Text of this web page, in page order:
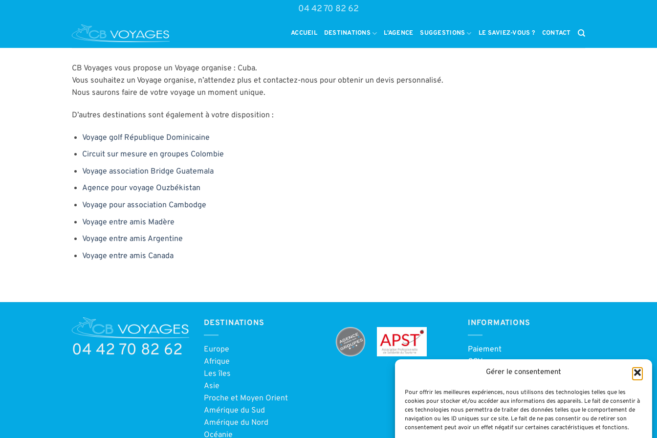
Gérer le consentement
Pour offrir les meilleures expériences, nous utilisons des technologies telles que les
cookies pour stocker et/ou accéder aux informations des appareils. Le fait de consentir à
ces technologies nous permettra de traiter des données telles que le comportement de
navigation ou les ID uniques sur ce site. Le fait de ne pas consentir ou de retirer son
consentement peut avoir un effet négatif sur certaines caractéristiques et fonctions.
04 42 70 82 62
ACCUEIL DESTINATIONS L’AGENCE SUGGESTIONS LE SAVIEZ-VOUS ? CONTACT
CB Voyages vous propose un Voyage organise : Cuba.
Vous souhaitez un Voyage organise, n’attendez plus et contactez-nous pour obtenir un devis personnalisé.
Nous saurons faire de votre voyage un moment unique.
D’autres destinations sont également à votre disposition :
Voyage golf République Dominicaine
Circuit sur mesure en groupes Colombie
Voyage association Bridge Guatemala
Agence pour voyage Ouzbékistan
Voyage pour association Cambodge
Voyage entre amis Madère
Voyage entre amis Argentine
Voyage entre amis Canada
04 42 70 82 62
DESTINATIONS
Europe
Afrique
Les îles
Asie
Proche et Moyen Orient
Amérique du Sud
Amérique du Nord
Océanie
INFORMATIONS
Paiement
CGV